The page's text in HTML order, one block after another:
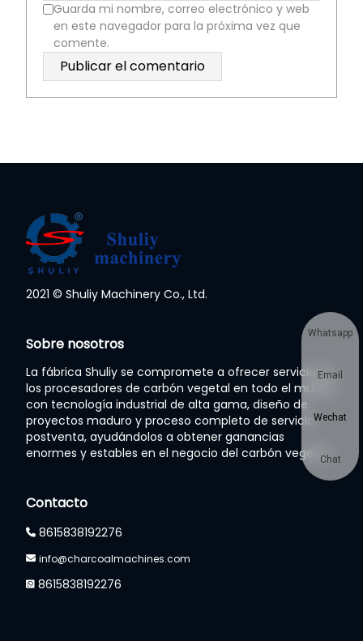
Guarda mi nombre, correo electrónico y web
en este navegador para la próxima vez que
comente.
2021 © Shuliy Machinery Co., Ltd.
Sobre nosotros
La fábrica Shuliy se compromete a ofrecer servicios a
los procesadores de carbón vegetal en todo el mundo
con tecnología industrial de alta gama, diseño de
proyectos maduro y proceso completo de servicio
postventa, ayudándolos a obtener ganancias
enormes y estables en el negocio del carbón vegetal.
Contacto
8615838192276
info@charcoalmachines.com
8615838192276
Whatsapp
Email
Wechat
Chat